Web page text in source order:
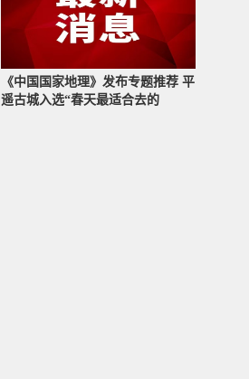
《中国国家地理》发布专题推荐 平
遥古城入选“春天最适合去的